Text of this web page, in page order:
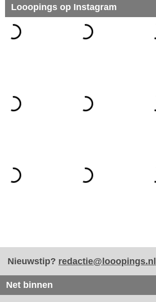
Looopings op Instagram
Nieuwstip? redactie@looopings.nl
Net binnen